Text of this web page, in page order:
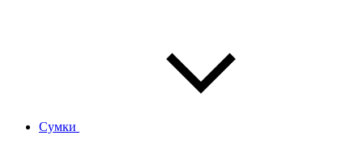
Сумки